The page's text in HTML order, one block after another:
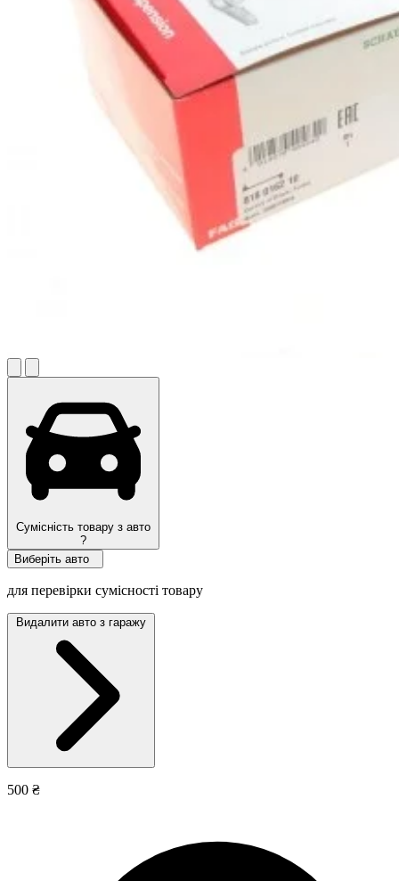
Сумісність товару з авто
?
Виберіть авто
для перевірки сумісності товару
Видалити авто з гаражу
500 ₴